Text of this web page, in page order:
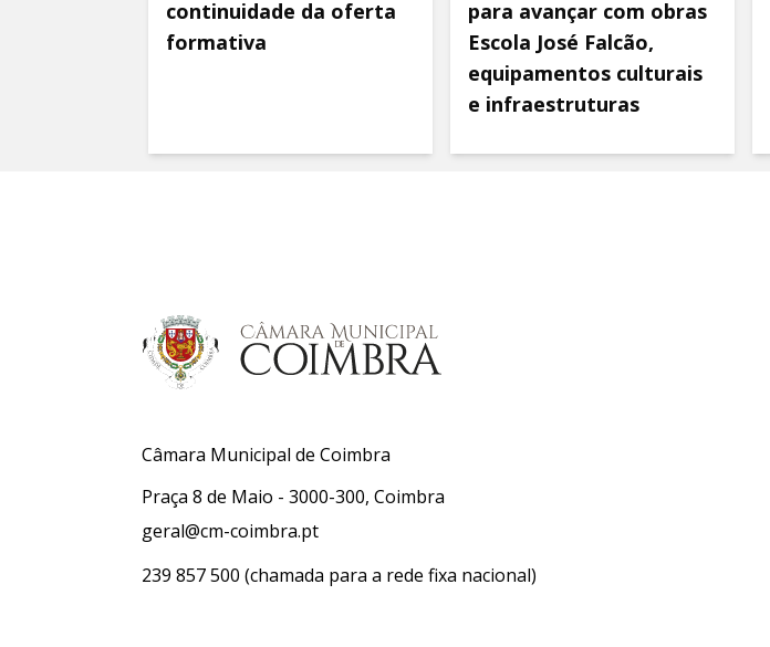
continuidade da oferta
formativa
para avançar com obras
Escola José Falcão,
equipamentos culturais
e infraestruturas
Câmara Municipal de Coimbra
Praça 8 de Maio - 3000-300, Coimbra
geral@cm-coimbra.pt
239 857 500 (chamada para a rede fixa nacional)